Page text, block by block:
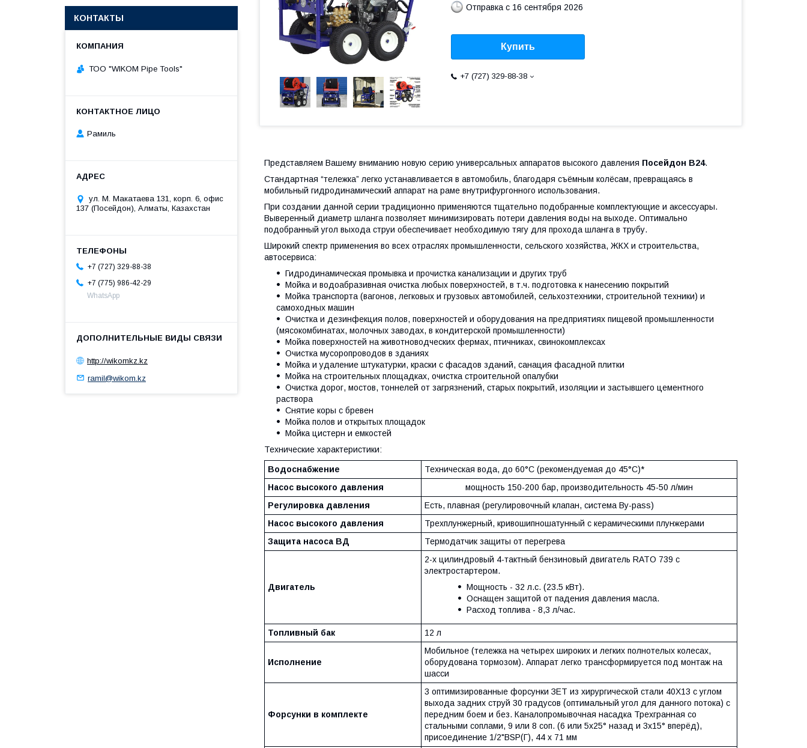
Отправка с 16 сентября 2026
Купить
+7 (727) 329-88-38
Представляем Вашему вниманию новую серию универсальных аппаратов высокого давления Посейдон B24.
Стандартная “тележка” легко устанавливается в автомобиль, благодаря съёмным колёсам, превращаясь в
мобильный гидродинамический аппарат на раме внутрифургонного использования.
При создании данной серии традиционно применяются тщательно подобранные комплектующие и аксессуары.
Выверенный диаметр шланга позволяет минимизировать потери давления воды на выходе. Оптимально
подобранный угол выхода струи обеспечивает необходимую тягу для прохода шланга в трубу.
Широкий спектр применения во всех отраслях промышленности, сельского хозяйства, ЖКХ и строительства,
автосервиса:
Гидродинамическая промывка и прочистка канализации и других труб
Мойка и водоабразивная очистка любых поверхностей, в т.ч. подготовка к нанесению покрытий
Мойка транспорта (вагонов, легковых и грузовых автомобилей, сельхозтехники, строительной техники) и
самоходных машин
Очистка и дезинфекция полов, поверхностей и оборудования на предприятиях пищевой промышленности
(мясокомбинатах, молочных заводах, в кондитерской промышленности)
Мойка поверхностей на животноводческих фермах, птичниках, свинокомплексах
Очистка мусоропроводов в зданиях
Мойка и удаление штукатурки, краски с фасадов зданий, санация фасадной плитки
Мойка на строительных площадках, очистка строительной опалубки
Очистка дорог, мостов, тоннелей от загрязнений, старых покрытий, изоляции и застывшего цементного
раствора
Снятие коры с бревен
Мойка полов и открытых площадок
Мойка цистерн и емкостей
Технические характеристики:
Водоснабжение
Техническая вода, до 60°С (рекомендуемая до 45°С)*
Насос высокого давления
мощность 150-200 бар, производительность 45-50 л/мин
Регулировка давления
Есть, плавная (регулировочный клапан, система By-pass)
Насос высокого давления
Трехплунжерный, кривошипношатунный с керамическими плунжерами
Защита насоса ВД
Термодатчик защиты от перегрева
Двигатель
2-х цилиндровый 4-тактный бензиновый двигатель RATO 739 с
электростартером.
Мощность - 32 л.с. (23.5 кВт).
Оснащен защитой от падения давления масла.
Расход топлива - 8,3 л/час.
Топливный бак 12 л
Исполнение
Мобильное (тележка на четырех широких и легких полнотелых колесах,
оборудована тормозом). Аппарат легко трансформируется под монтаж на
шасси
Форсунки в комплекте
3 оптимизированные форсунки ЗЕТ из хирургической стали 40X13 с углом
выхода задних струй 30 градусов (оптимальный угол для данного потока) с
передним боем и без. Каналопромывочная насадка Трехгранная со
стальными соплами, 9 или 8 соп. (6 или 5х25° назад и 3х15° вперёд),
присоединение 1/2"BSP(Г), 44 х 71 мм
КОНТАКТЫ
ТОО "WIKOM Pipe Tools"
Рамиль
ул. М. Макатаева 131, корп. 6, офис
137 (Посейдон), Алматы, Казахстан
+7 (727) 329-88-38
+7 (775) 986-42-29
WhatsApp
http://wikomkz.kz
ramil@wikom.kz